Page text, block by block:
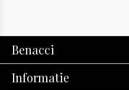
Benacci
Informatie